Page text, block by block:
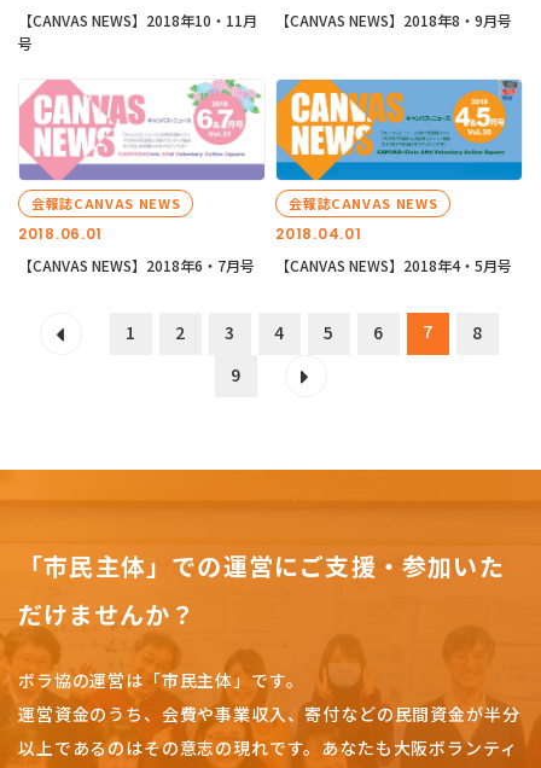
【CANVAS NEWS】2018年10・11月
号
【CANVAS NEWS】2018年8・9月号
2018.06.01
会報誌CANVAS NEWS
【CANVAS NEWS】2018年6・7月号
2018.04.01
会報誌CANVAS NEWS
【CANVAS NEWS】2018年4・5月号
1 2 3 4 5 6 7
8
9
「市民主体」での運営にご支援・参加いた
だけませんか？
ボラ協の運営は「市民主体」です。
運営資金のうち、会費や事業収入、寄付などの民間資金が半分
以上であるのはその意志の現れです。 あなたも大阪ボランティ